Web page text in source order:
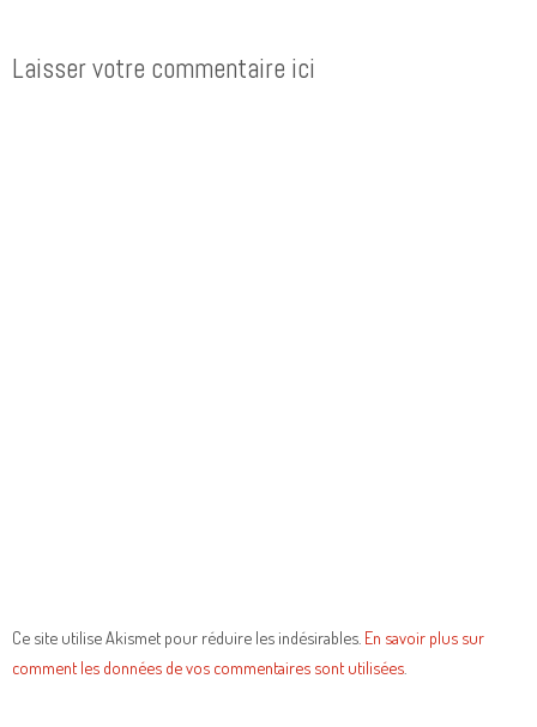
Laisser votre commentaire ici
Ce site utilise Akismet pour réduire les indésirables. En savoir plus sur
comment les données de vos commentaires sont utilisées